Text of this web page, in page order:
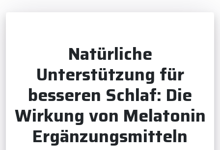
Natürliche
Unterstützung für
besseren Schlaf: Die
Wirkung von Melatonin
Ergänzungsmitteln